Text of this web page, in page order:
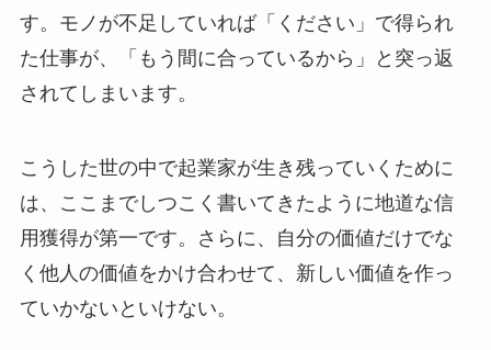
す。モノが不足していれば「ください」で得られ
た仕事が、「もう間に合っているから」と突っ返
されてしまいます。
こうした世の中で起業家が生き残っていくために
は、ここまでしつこく書いてきたように地道な信
用獲得が第一です。さらに、自分の価値だけでな
く他人の価値をかけ合わせて、新しい価値を作っ
ていかないといけない。